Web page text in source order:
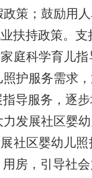
政策；鼓励用
扶持政策。 支
庭科学育儿指
护服务需求
导服务，逐
力发展社区婴
社区婴幼儿
房，引导社